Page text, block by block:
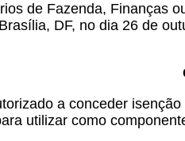
de Fazenda, Finanças
DF, no dia 26 de
a conceder
utilizar como